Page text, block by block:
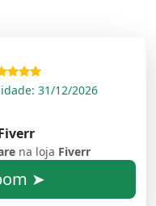
31/12/2026
na loja Fiverr
➤